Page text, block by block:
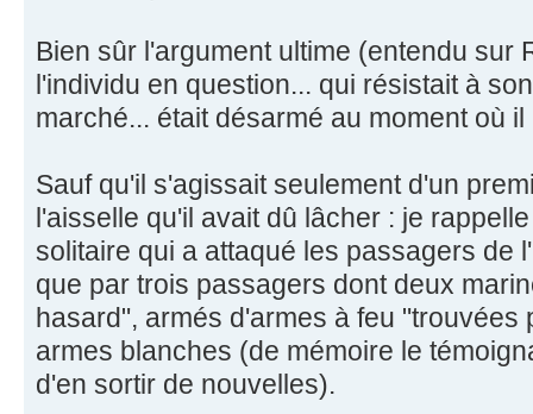
Bien sûr l'argument ultime (entendu sur
l'individu en question... qui résistait à
marché... était désarmé au moment où il
Sauf qu'il s'agissait seulement d'un
l'aisselle qu'il avait dû lâcher : je
solitaire qui a attaqué les passagers de
que par trois passagers dont deux
hasard", armés d'armes à feu "trouvées
armes blanches (de mémoire le
d'en sortir de nouvelles).